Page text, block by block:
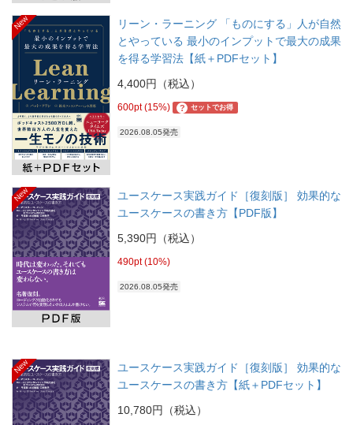
New
リーン・ラーニング 「ものにする」人が自然
とやっている 最小のインプットで最大の成果
を得る学習法【紙＋PDFセット】
4,400円（税込）
600pt (15%) ? セットでお得
2026.08.05発売
New
ユースケース実践ガイド［復刻版］ 効果的な
ユースケースの書き方【PDF版】
5,390円（税込）
490pt (10%)
2026.08.05発売
New
ユースケース実践ガイド［復刻版］ 効果的な
ユースケースの書き方【紙＋PDFセット】
10,780円（税込）